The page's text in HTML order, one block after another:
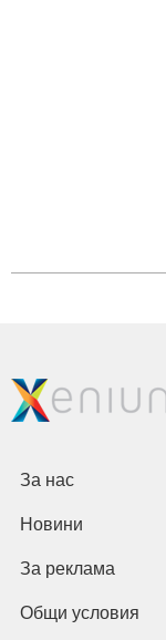
За нас
Новини
За реклама
Общи условия